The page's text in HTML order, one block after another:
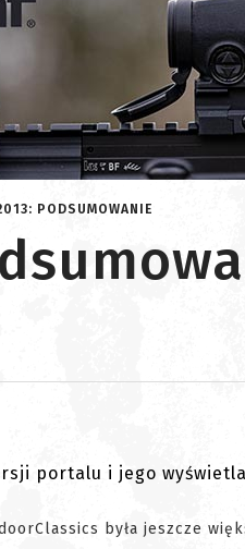
PODSUMOWANIE
portalu i jego
była jeszcze